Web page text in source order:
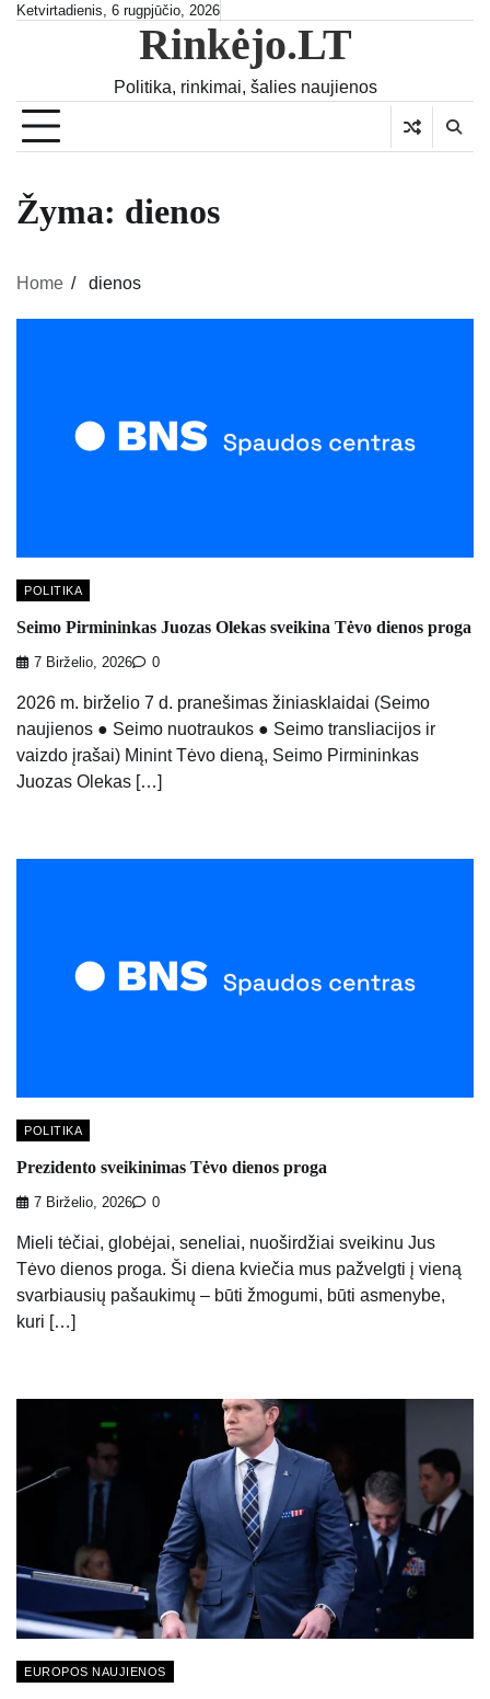
SkipKetvirtadienis, 6 rugpjūčio, 2026
Rinkėjo.LT
Politika, rinkimai, šalies naujienos
Žyma: dienos
Home dienos
POLITIKA
Seimo Pirmininkas Juozas Olekas sveikina Tėvo dienos proga
7 Birželio, 2026 0
2026 m. birželio 7 d. pranešimas žiniasklaidai (Seimo
naujienos ● Seimo nuotraukos ● Seimo transliacijos ir
vaizdo įrašai) Minint Tėvo dieną, Seimo Pirmininkas
Juozas Olekas […]
POLITIKA
Prezidento sveikinimas Tėvo dienos proga
7 Birželio, 2026 0
Mieli tėčiai, globėjai, seneliai, nuoširdžiai sveikinu Jus
Tėvo dienos proga. Ši diena kviečia mus pažvelgti į vieną
svarbiausių pašaukimų – būti žmogumi, būti asmenybe,
kuri […]
EUROPOS NAUJIENOS